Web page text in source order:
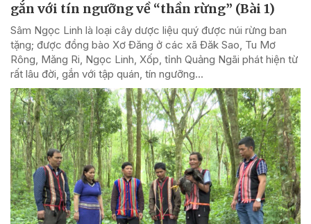
gắn với tín ngưỡng về “thần rừng” (Bài 1)
Sâm Ngọc Linh là loại cây dược liệu quý được núi rừng ban
tặng; được đồng bào Xơ Đăng ở các xã Đăk Sao, Tu Mơ
Rông, Măng Ri, Ngọc Linh, Xốp, tỉnh Quảng Ngãi phát hiện từ
rất lâu đời, gắn với tập quán, tín ngưỡng...